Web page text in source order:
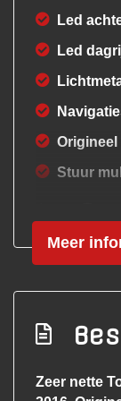
Led
Led
Stuur
3e
Meer
Zeer nette